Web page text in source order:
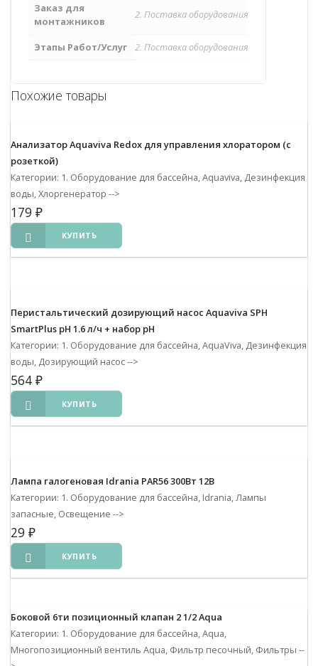
Заказ для
монтажников
2. Поставка оборудования
Этапы Работ/Услуг 2. Поставка оборудования
Похожие товары
Анализатор Aquaviva Redox для управления хлоратором (с
розеткой)
Категории: 1. Оборудование для бассейна, Aquaviva, Дезинфекция
воды, Хлоргенератор -->
179 ₽
КУПИТЬ
Перистальтический дозирующий насос Aquaviva SPH
SmartPlus pH 1.6 л/ч + набор pH
Категории: 1. Оборудование для бассейна, AquaViva, Дезинфекция
воды, Дозирующий насос-->
564 ₽
КУПИТЬ
Лампа галогеновая Idrania PAR56 300Вт 12В
Категории: 1. Оборудование для бассейна, Idrania, Лампы
запасные, Освещение -->
29 ₽
КУПИТЬ
Боковой 6ти позиционный клапан 2 1/2 Aqua
Категории: 1. Оборудование для бассейна, Aqua,
Многопозиционный вентиль Aqua, Фильтр песочный, Фильтры --